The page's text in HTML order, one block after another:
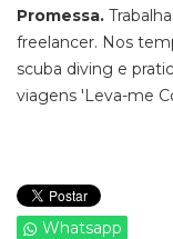
Promessa.
freelancer. Nos
scuba diving e
viagens 'Leva-me
Whatsapp